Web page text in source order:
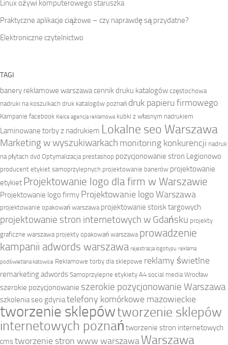
Linux ożywi komputerowego staruszka
Praktyczne aplikacje ciążowe – czy naprawdę są przydatne?
Elektroniczne czytelnictwo
TAGI
banery reklamowe warszawacennik druku katalogów częstochowa
nadruki na koszulkach druk katalogów poznań druk papieru firmowego
Kampanie facebook Kielce agencja reklamowa kubki z własnym nadrukiem
Laminowane torby z nadrukiem Lokalne seo Warszawa
Marketing w wyszukiwarkach monitoring konkurencji nadruk
na płytach dvd Optymalizacja prestashop pozycjonowanie stron Legionowo
producent etykiet samoprzylepnych projektowanie banerów projektowanie
etykiet Projektowanie logo dla firm w Warszawie
Projektowanie logo firmy Projektowanie logo Warszawa
projektowanie opakowań warszawa projektowanie stoisk targowych
projektowanie stron internetowych w Gdańsku projekty
graficzne warszawa projekty opakowań warszawa prowadzenie
kampanii adwords warszawa rejestracja logotypu reklama
podświetlana katowice Reklamowe torby dla sklepowe reklamy świetlne
remarketing adwords Samoprzylepne etykiety A4 social media Wrocław
szerokie pozycjonowanie szerokie pozycjonowanie Warszawa
szkolenia seo gdyniatelefony komórkowe mazowieckie
tworzenie sklepówtworzenie sklepów
internetowych poznań tworzenie stron internetowych
cmstworzenie stron www warszawaWarszawa